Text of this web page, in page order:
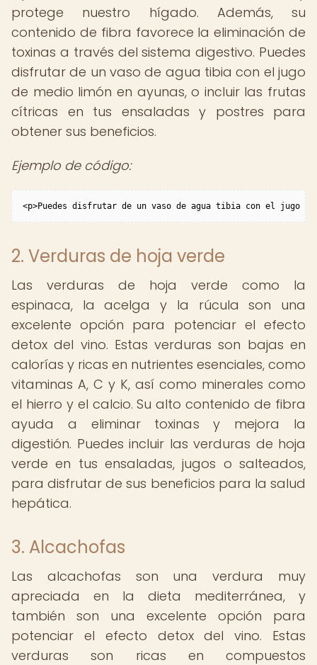
protege nuestro hígado. Además, su
contenido de fibra favorece la eliminación de
toxinas a través del sistema digestivo. Puedes
disfrutar de un vaso de agua tibia con el jugo
de medio limón en ayunas, o incluir las frutas
cítricas en tus ensaladas y postres para
obtener sus beneficios.
Ejemplo de código:
<p>Puedes disfrutar de un vaso de agua tibia con el jugo de
2. Verduras de hoja verde
Las verduras de hoja verde como la
espinaca, la acelga y la rúcula son una
excelente opción para potenciar el efecto
detox del vino. Estas verduras son bajas en
calorías y ricas en nutrientes esenciales, como
vitaminas A, C y K, así como minerales como
el hierro y el calcio. Su alto contenido de fibra
ayuda a eliminar toxinas y mejora la
digestión. Puedes incluir las verduras de hoja
verde en tus ensaladas, jugos o salteados,
para disfrutar de sus beneficios para la salud
hepática.
3. Alcachofas
Las alcachofas son una verdura muy
apreciada en la dieta mediterránea, y
también son una excelente opción para
potenciar el efecto detox del vino. Estas
verduras son ricas en compuestos